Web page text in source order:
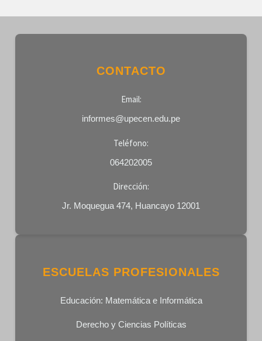
CONTACTO
Email:
informes@upecen.edu.pe
Teléfono:
064202005
Dirección:
Jr. Moquegua 474, Huancayo 12001
ESCUELAS PROFESIONALES
Educación: Matemática e Informática
Derecho y Ciencias Políticas